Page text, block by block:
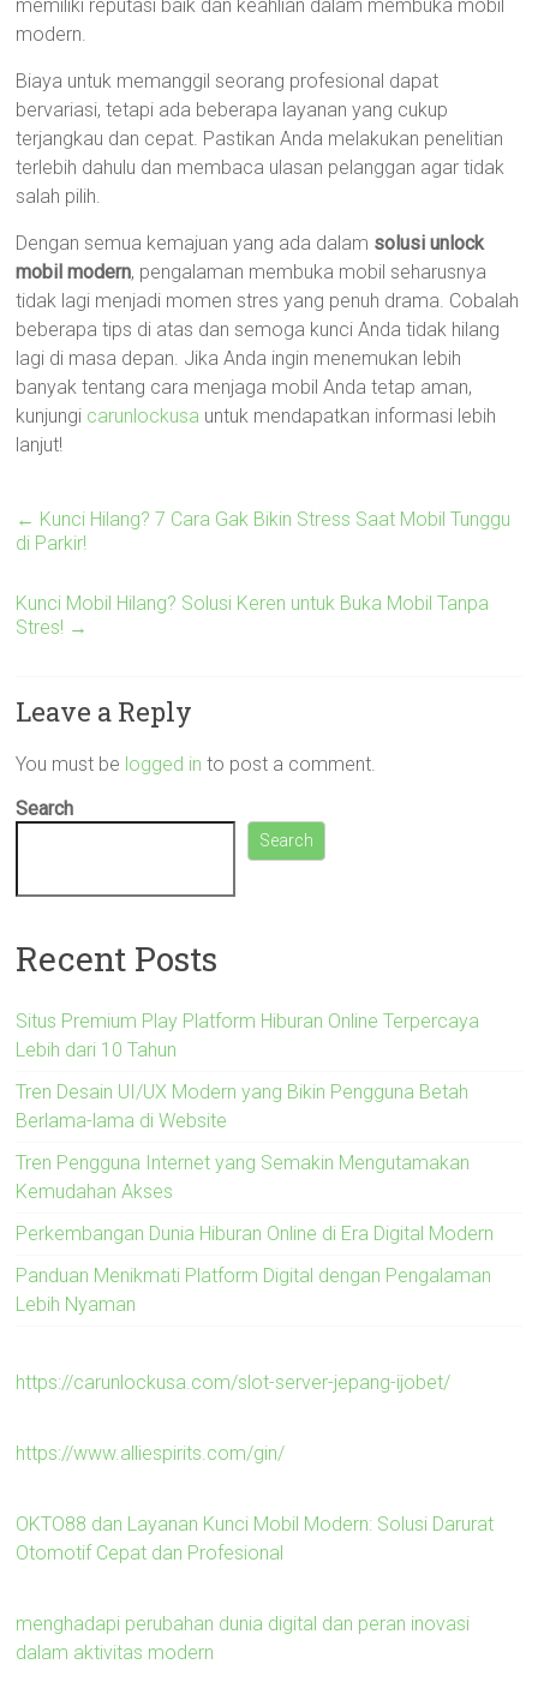
memiliki reputasi baik dan keahlian dalam membuka mobil
modern.
Biaya untuk memanggil seorang profesional dapat
bervariasi, tetapi ada beberapa layanan yang cukup
terjangkau dan cepat. Pastikan Anda melakukan penelitian
terlebih dahulu dan membaca ulasan pelanggan agar tidak
salah pilih.
Dengan semua kemajuan yang ada dalam solusi unlock
mobil modern, pengalaman membuka mobil seharusnya
tidak lagi menjadi momen stres yang penuh drama. Cobalah
beberapa tips di atas dan semoga kunci Anda tidak hilang
lagi di masa depan. Jika Anda ingin menemukan lebih
banyak tentang cara menjaga mobil Anda tetap aman,
kunjungi carunlockusa untuk mendapatkan informasi lebih
lanjut!
← Kunci Hilang? 7 Cara Gak Bikin Stress Saat Mobil Tunggu
di Parkir!
Kunci Mobil Hilang? Solusi Keren untuk Buka Mobil Tanpa
Stres! →
Leave a Reply
You must be logged in to post a comment.
Search
Search
Recent Posts
Situs Premium Play Platform Hiburan Online Terpercaya
Lebih dari 10 Tahun
Tren Desain UI/UX Modern yang Bikin Pengguna Betah
Berlama-lama di Website
Tren Pengguna Internet yang Semakin Mengutamakan
Kemudahan Akses
Perkembangan Dunia Hiburan Online di Era Digital Modern
Panduan Menikmati Platform Digital dengan Pengalaman
Lebih Nyaman
https://carunlockusa.com/slot-server-jepang-ijobet/
https://www.alliespirits.com/gin/
OKTO88 dan Layanan Kunci Mobil Modern: Solusi Darurat
Otomotif Cepat dan Profesional
menghadapi perubahan dunia digital dan peran inovasi
dalam aktivitas modern